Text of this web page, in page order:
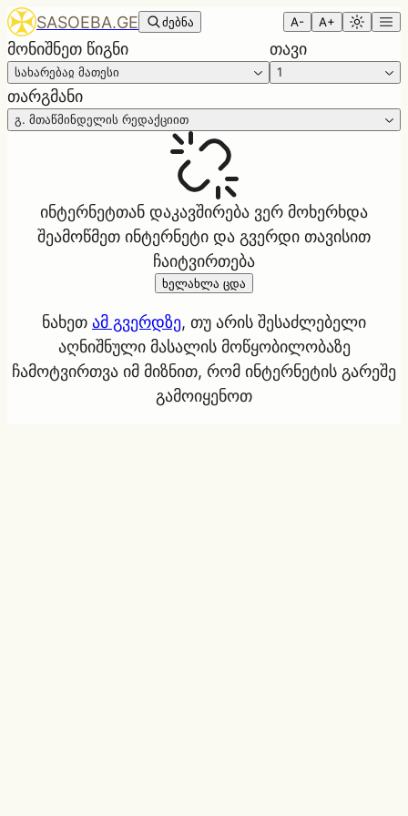
SASOEBA.GE ძებნა A- A+
მონიშნეთ წიგნი
სახარებაჲ მათესი
თავი
1
თარგმანი
გ. მთაწმინდელის რედაქციით
ინტერნეტთან დაკავშირება ვერ მოხერხდა
შეამოწმეთ ინტერნეტი და გვერდი თავისით
ჩაიტვირთება
ხელახლა ცდა
ნახეთ ამ გვერდზე, თუ არის შესაძლებელი
აღნიშნული მასალის მოწყობილობაზე
ჩამოტვირთვა იმ მიზნით, რომ ინტერნეტის გარეშე
გამოიყენოთ